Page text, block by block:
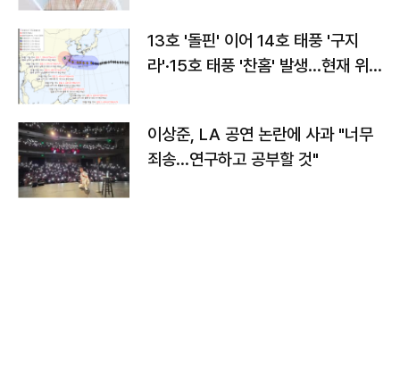
13호 '돌핀' 이어 14호 태풍 '구지
라'·15호 태풍 '찬홈' 발생…현재 위
이상준, LA 공연 논란에 사과 "너무
죄송…연구하고 공부할 것"